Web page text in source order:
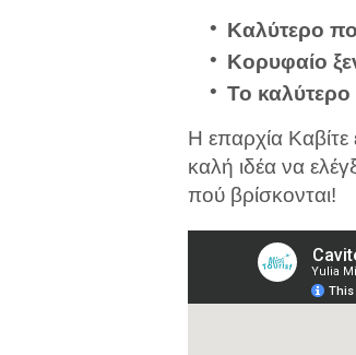
Καλύτερο
Κορυφαίο
Το καλύτερο
Η επαρχία Καβίτε
καλή ιδέα να
πού βρίσκονται!